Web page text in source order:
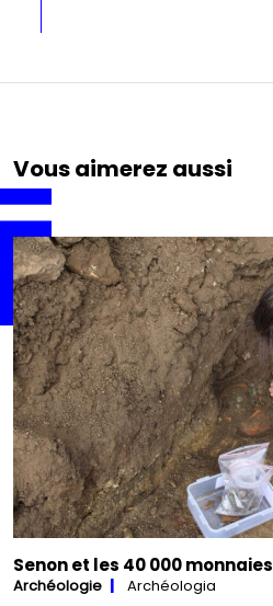
Vous aimerez aussi
Senon et les 40 000 monnaies
Archéologie Archéologia